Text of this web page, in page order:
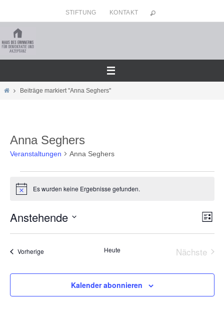
Inhalt
springen
STIFTUNG KONTAKT
HomeBeiträge markiert "Anna Seghers"
Anna Seghers
Veranstaltungen Anna Seghers
HinweisEs wurden keine Ergebnisse gefunden.
Liste
Anstehende
VorherigeVeranstaltungen Heute
Nächste
Kalender abonnieren